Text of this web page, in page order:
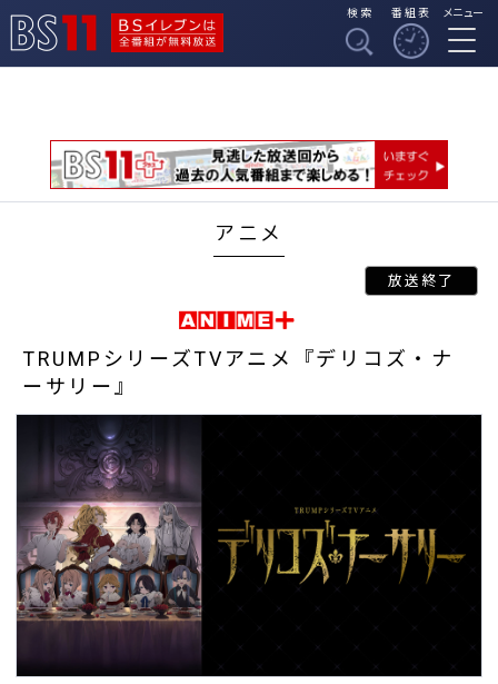
BSイレブンは全番組
検索 番組表 メニュー
アニメ
TRUMPシリーズTVアニメ『デリコズ・ナ
ーサリー』